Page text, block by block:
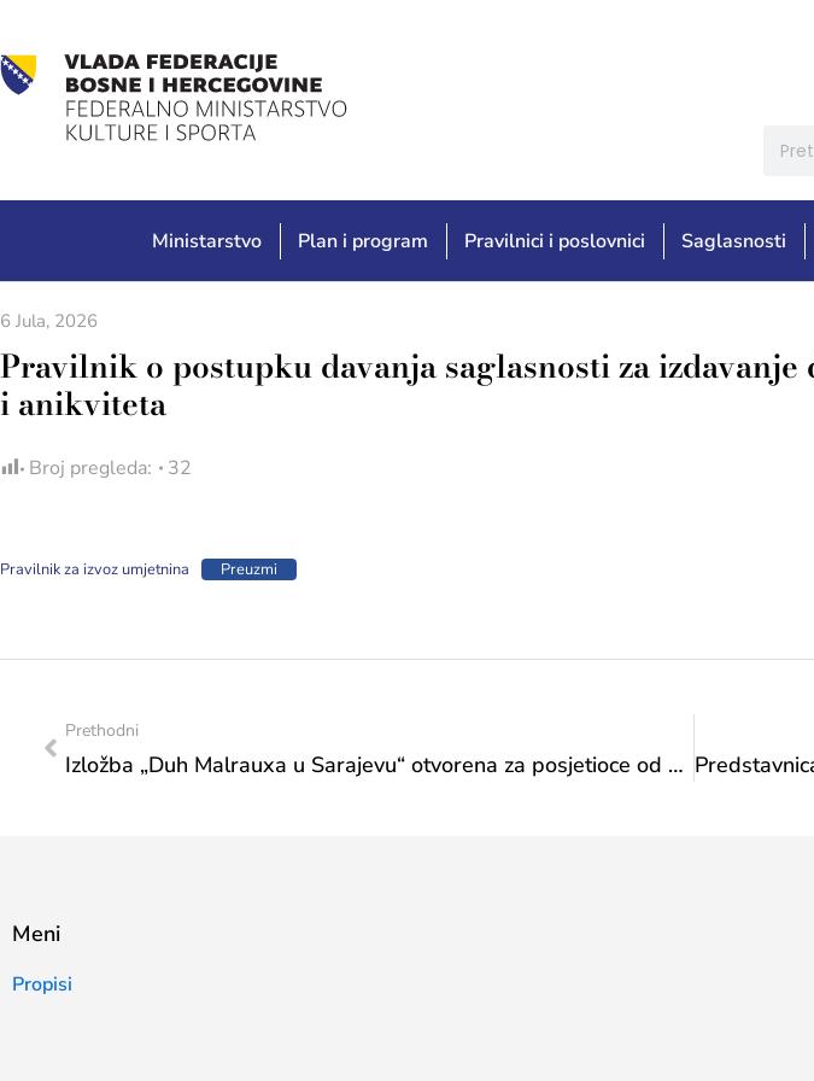
Ministarstvo Plan i program Pravilnici i poslovnici Saglasnosti
6 Jula, 2026
Pravilnik o postupku davanja saglasnosti za
i anikviteta
Broj pregleda: 32
Pravilnik za izvoz umjetnina Preuzmi
Prethodni
Izložba „Duh Malrauxa u Sarajevu“ otvorena za posjetioce od 7. do 12. jula
Meni
Propisi